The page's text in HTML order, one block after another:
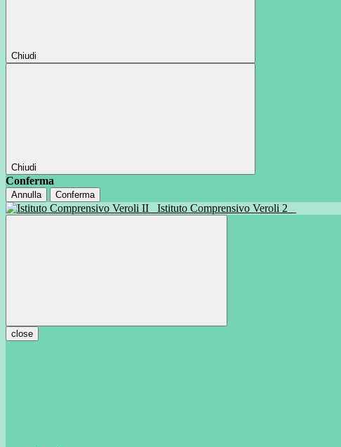
Chiudi
Chiudi
Conferma
Annulla Conferma
Istituto Comprensivo Veroli 2
close